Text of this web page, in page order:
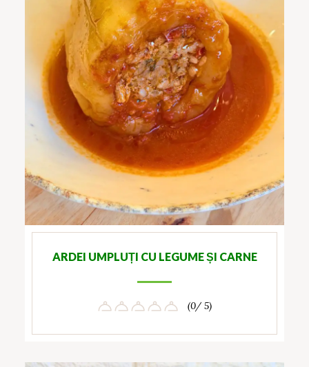
ARDEI UMPLUȚI CU LEGUME ȘI CARNE
(0/ 5)